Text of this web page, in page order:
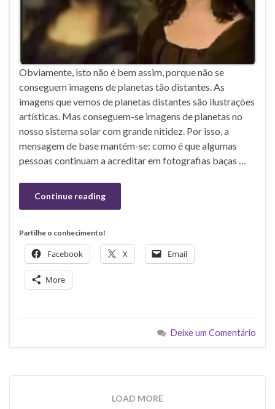
Obviamente, isto não é bem assim, porque não se
conseguem imagens de planetas tão distantes. As
imagens que vemos de planetas distantes são ilustrações
artísticas. Mas conseguem-se imagens de planetas no
nosso sistema solar com grande nitidez. Por isso, a
mensagem de base mantém-se: como é que algumas
pessoas continuam a acreditar em fotografias baças …
Continue reading
Partilhe o conhecimento!
Facebook X Email
More
Deixe um Comentário
LOAD MORE